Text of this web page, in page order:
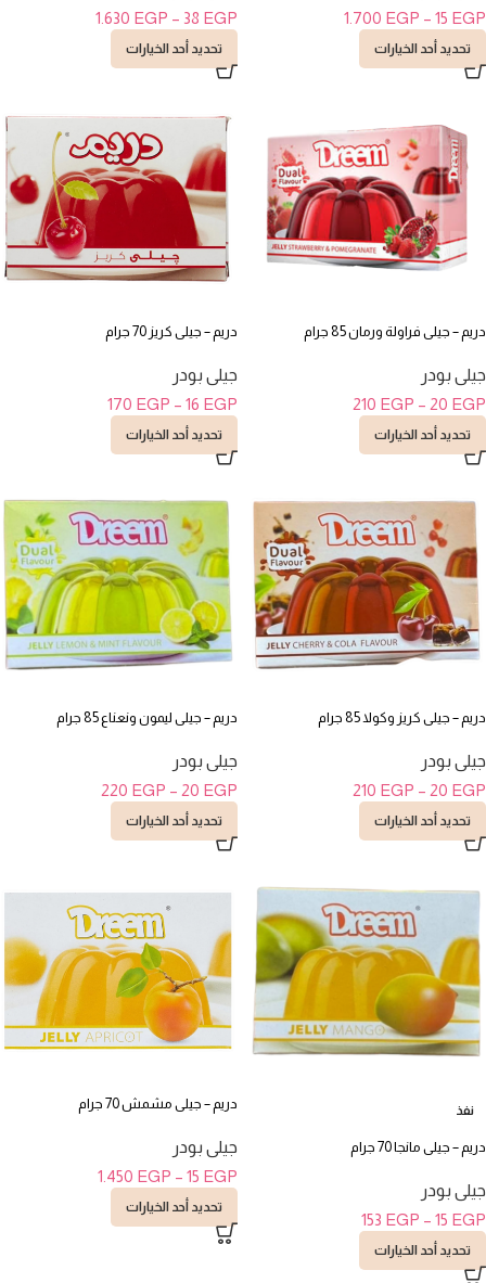
15 EGP
–
1.700 EGP
تحديد أحد الخيارات
38 EGP
–
1.630 EGP
تحديد أحد الخيارات
دريم – جيلى فراولة ورمان 85 جرام
جيلى بودر
20 EGP
–
210 EGP
تحديد أحد الخيارات
دريم – جيلى كريز 70 جرام
جيلى بودر
16 EGP
–
170 EGP
تحديد أحد الخيارات
دريم – جيلى كريز وكولا 85 جرام
جيلى بودر
20 EGP
–
210 EGP
تحديد أحد الخيارات
دريم – جيلى ليمون ونعناع 85 جرام
جيلى بودر
20 EGP
–
220 EGP
تحديد أحد الخيارات
نفذ
دريم – جيلى مانجا 70 جرام
جيلى بودر
15 EGP
–
153 EGP
تحديد أحد الخيارات
دريم – جيلى مشمش 70 جرام
جيلى بودر
15 EGP
–
1.450 EGP
تحديد أحد الخيارات